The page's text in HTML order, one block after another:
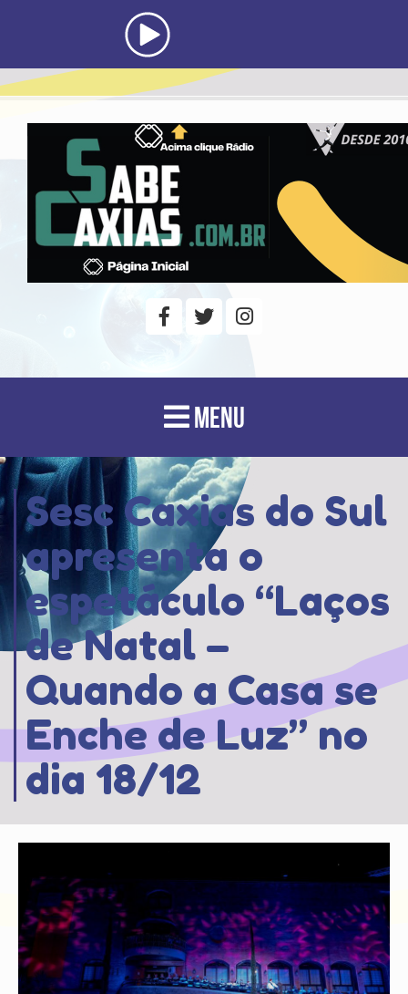
MENU
Sesc Caxias do Sul
apresenta o
espetáculo “Laços
de Natal –
Quando a Casa se
Enche de Luz” no
dia 18/12